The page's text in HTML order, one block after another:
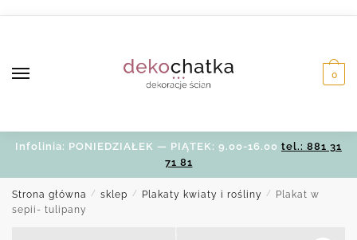
0
Infolinia: PONIEDZIAŁEK — PIĄTEK: 9.00-16.00 tel.: 881 31
71 81
Strona główna / sklep / Plakaty kwiaty i rośliny /
Plakat w
sepii- tulipany